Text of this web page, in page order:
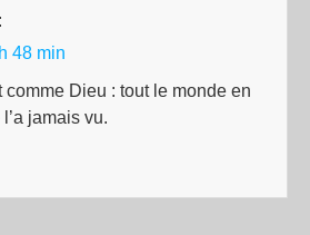
48 min
comme Dieu : tout le monde en
jamais vu.